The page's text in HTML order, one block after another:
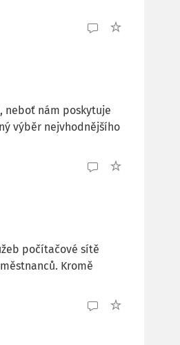
neboť nám poskytuje
výběr nejvhodnějšího
počítačové sítě
Kromě